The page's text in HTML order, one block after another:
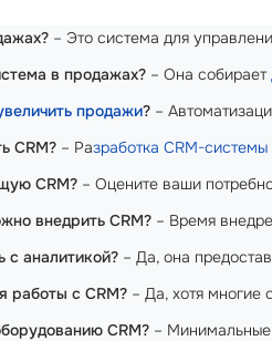
– Это система для
в продажах? – Она собирает
продажи? –
CRM? – Разработка CRM-системы
CRM? – Оцените ваши
внедрить CRM? – Время
с аналитикой? – Да, она
работы с CRM? – Да, хотя многие
CRM? –